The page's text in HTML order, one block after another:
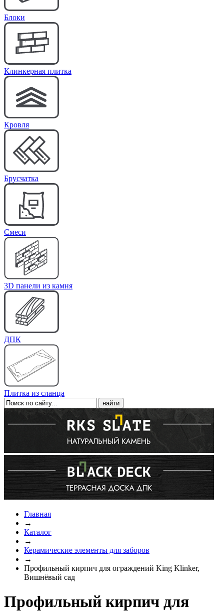
Блоки
Клинкерная плитка
Кровля
Брусчатка
Cмеси
3D панели из камня
ДПК
Плитка из сланца
Главная
→
Каталог
→
Керамические элементы для заборов
→
Профильный кирпич для ограждений King Klinker,
Вишнёвый сад
Профильный кирпич для